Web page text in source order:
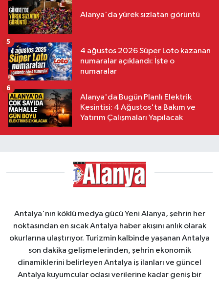
Alanya'da yürek sızlatan görüntü
4 ağustos 2026 Süper Loto kazanan
numaralar açıklandı: İşte o
numaralar
5
Alanya'da Bugün Planlı Elektrik
Kesintisi: 4 Ağustos'ta Bakım ve
Yatırım Çalışmaları Yapılacak
6
Antalya'nın köklü medya gücü Yeni Alanya, şehrin her
noktasından en sıcak Antalya haber akışını anlık olarak
okurlarına ulaştırıyor. Turizmin kalbinde yaşanan Antalya
son dakika gelişmelerinden, şehrin ekonomik
dinamiklerini belirleyen Antalya iş ilanları ve güncel
Antalya kuyumcular odası verilerine kadar geniş bir